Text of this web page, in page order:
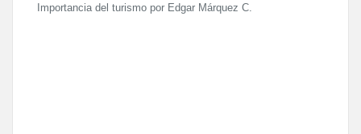
Importancia del turismo por Edgar Márquez C.